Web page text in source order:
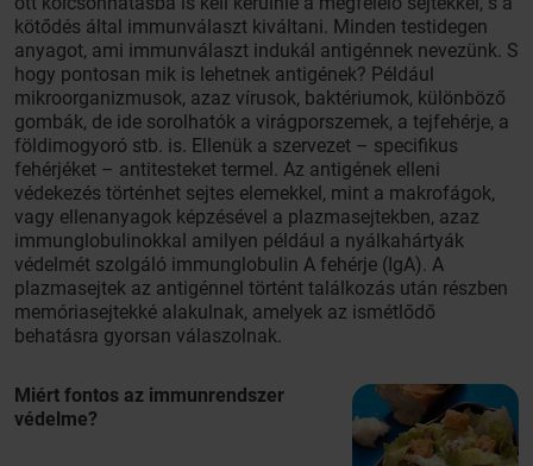
kötődés által immunválaszt kiváltani. Minden testidegen
anyagot, ami immunválaszt indukál antigénnek nevezünk. S
hogy pontosan mik is lehetnek antigének? Például
mikroorganizmusok, azaz vírusok, baktériumok, különböző
gombák, de ide sorolhatók a virágporszemek, a tejfehérje, a
földimogyoró stb. is. Ellenük a szervezet – specifikus
fehérjéket – antitesteket termel. Az antigének elleni
védekezés történhet sejtes elemekkel, mint a makrofágok,
vagy ellenanyagok képzésével a plazmasejtekben, azaz
immunglobulinokkal amilyen például a nyálkahártyák
védelmét szolgáló immunglobulin A fehérje (IgA). A
plazmasejtek az antigénnel történt találkozás után részben
memóriasejtekké alakulnak, amelyek az ismétlődő
behatásra gyorsan válaszolnak.
Miért fontos az immunrendszer
védelme?